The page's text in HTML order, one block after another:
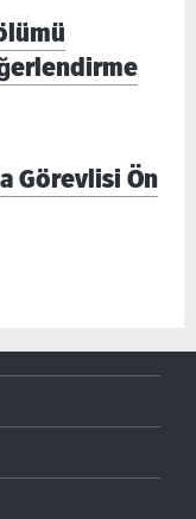
Görevlisi Ön